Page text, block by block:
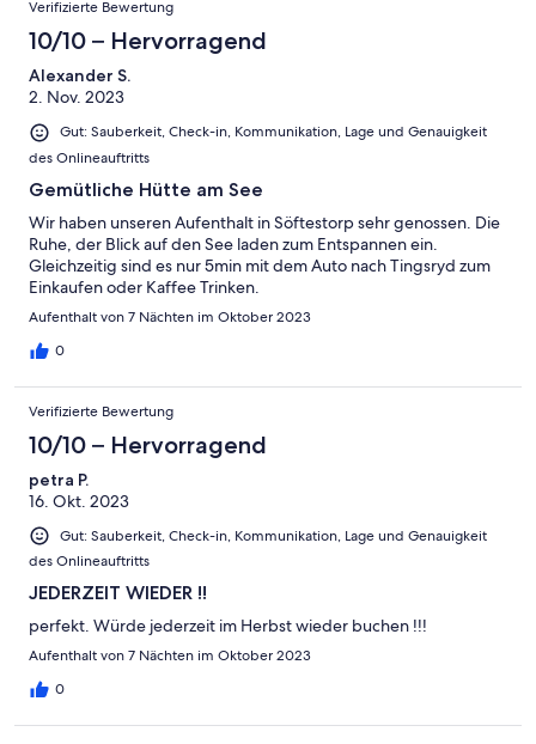
Verifizierte Bewertung
10/10 – Hervorragend
Alexander S.
2. Nov. 2023
Gut: Sauberkeit, Check-in, Kommunikation, Lage und Genauigkeit
des Onlineauftritts
Gemütliche Hütte am See
Wir haben unseren Aufenthalt in Söftestorp sehr genossen. Die
Ruhe, der Blick auf den See laden zum Entspannen ein.
Gleichzeitig sind es nur 5min mit dem Auto nach Tingsryd zum
Einkaufen oder Kaffee Trinken.
Aufenthalt von 7 Nächten im Oktober 2023
0
Verifizierte Bewertung
10/10 – Hervorragend
petra P.
16. Okt. 2023
Gut: Sauberkeit, Check-in, Kommunikation, Lage und Genauigkeit
des Onlineauftritts
JEDERZEIT WIEDER !!
perfekt. Würde jederzeit im Herbst wieder buchen !!!
Aufenthalt von 7 Nächten im Oktober 2023
0